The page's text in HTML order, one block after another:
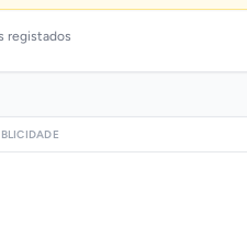
registados